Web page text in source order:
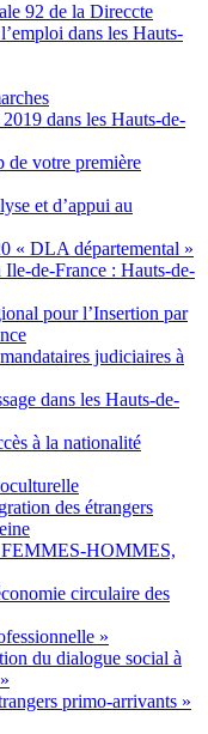
92 de la Direccte
dans les Hauts-
dans les Hauts-de-
de votre première
et d’appui au
« DLA départemental »
Ile-de-France : Hauts-de-
pour l’Insertion par
judiciaires à
dans les Hauts-de-
à la nationalité
des étrangers
HOMMES,
circulaire des
»
du dialogue social à
primo-arrivants »